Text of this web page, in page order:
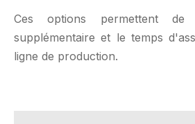
Ces options permettent de
supplémentaire et le temps
ligne de production.